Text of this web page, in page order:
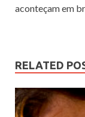
aconteçam em
RELATED